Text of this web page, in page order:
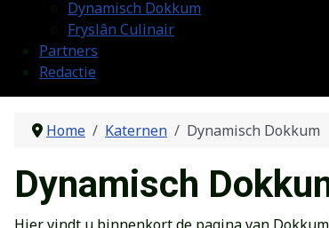
Dynamisch Dokkum
Fryslân Culinair
Partners
Redactie
Home Katernen Dynamisch Dokkum
Dynamisch